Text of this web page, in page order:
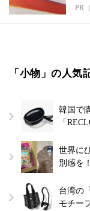
PR
「小物」の人気
韓国で
「
世界に
別感を！
台湾の
モチー